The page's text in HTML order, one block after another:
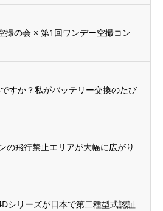
撮の会 × 第1回ワンデー空撮コン
すか？私がバッテリー交換のたび
の飛行禁止エリアが大幅に広がり
シリーズが日本で第二種型式認証